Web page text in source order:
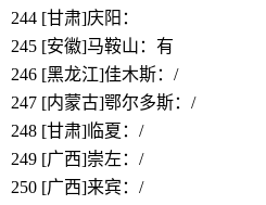
244 [甘肃]庆阳：
245 [安徽]马鞍山：有
246 [黑龙江]佳木斯：/
247 [内蒙古]鄂尔多斯：/
248 [甘肃]临夏：/
249 [广西]崇左：/
250 [广西]来宾：/